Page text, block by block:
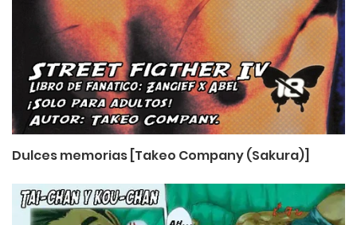
Dulces memorias [Takeo Company (Sakura)]